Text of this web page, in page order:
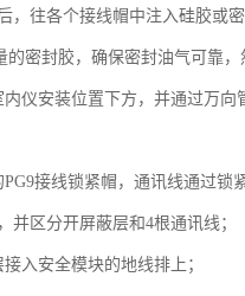
，往各个接线帽中注入硅胶或密
密封胶，确保密封油气可靠，
仪安装位置下方，并通过万向
接线锁紧帽，通讯线通过锁
并区分开屏蔽层和4根通讯线；
入安全模块的地线排上；